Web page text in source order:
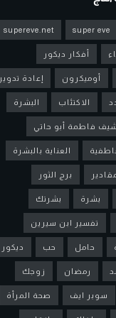
super eve
supereve.net
أفكار ديكور
أوميكرون إعادة تدوير
الاكتئاب البشرة
فاطمة أبو حاتي
العناية بالبشرة
برج الثور
بشرة بشرتك
تفسير ابن سيرين
حامل حب ديكور
رمضان زوجك
سوبر ايف صحة المرأة